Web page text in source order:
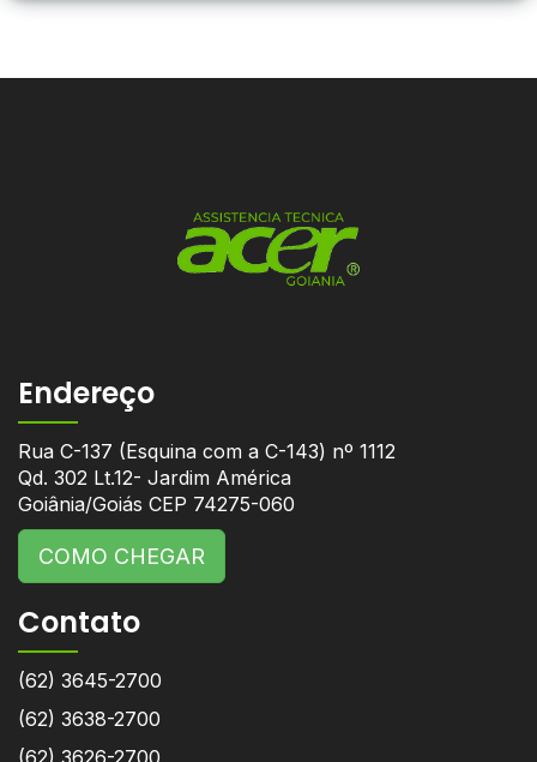
Endereço
Rua C-137 (Esquina com a C-143) nº 1112
Qd. 302 Lt.12- Jardim América
Goiânia/Goiás CEP 74275-060
COMO CHEGAR
Contato
(62) 3645-2700
(62) 3638-2700
(62) 3626-2700